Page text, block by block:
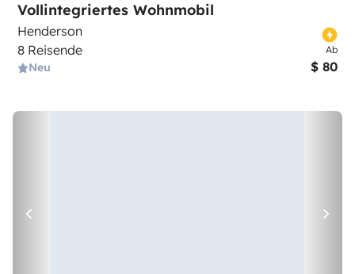
Vollintegriertes Wohnmobil
Henderson
8 Reisende
Neu
Ab
$ 80